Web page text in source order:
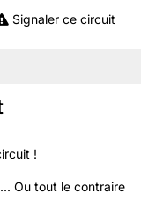
Signaler ce circuit
!
Ou tout le contraire